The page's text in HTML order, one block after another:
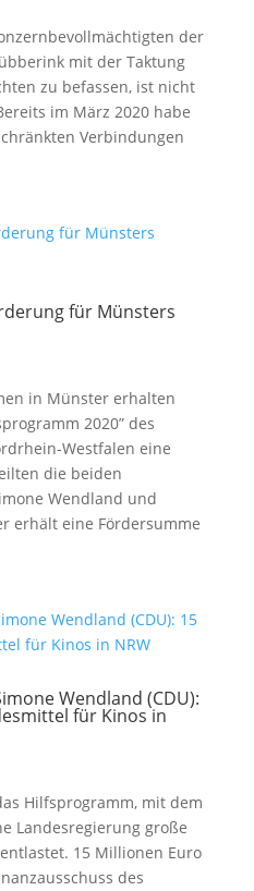
der
mit der Taktung
zu befassen, ist nicht
im März 2020 habe
Verbindungen
für Münsters
in Münster erhalten
2020” des
Westfalen eine
die beiden
Wendland und
erhält eine Fördersumme
Wendland (CDU):
für Kinos in
Hilfsprogramm, mit dem
Landesregierung große
15 Millionen Euro
des